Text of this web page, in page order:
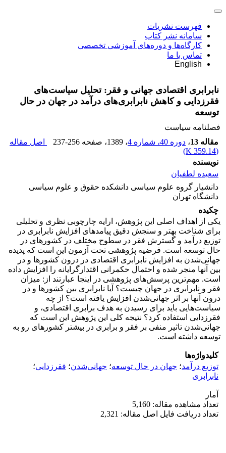
فهرست نشریات
سامانه نشر کتاب
کارگاه‌ها و دوره‌های آموزشی تخصصی
تماس با ما
English
نابرابری اقتصادی جهانی و فقر: تحلیل سیاست‌های
فقرزدایی و کاهش نابرابری‌های درآمد در جهان در حال
توسعه
فصلنامه سیاست
مقاله 13
، دوره 40، شماره 4 ، 1389 ، صفحه 237-256
اصل مقاله
(
359.14 K
)
نویسنده
سعیده لطفیان
دانشیار گروه علوم سیاسی دانشکده حقوق و علوم سیاسی
دانشگاه تهران
چکیده
یکی از اهداف اصلی این پژوهش، ارایه چارچوبی نظری و تحلیلی
برای شناخت بهتر و سنجش دقیق پیامدهای افزایش نابرابری در
توزیع درآمد و گسترش فقر در سطوح مختلف در کشورهای در
حال توسعه است. فرضیه پژوهشی تحت آزمون این است که پدیده
جهانی‌شدن به افزایش نابرابری اقتصادی در درون کشورها و در
بین آنها منجر شده و احتمال حکمرانی اقتدارگرایانه را افزایش داده
است. مهم‌ترین پرسش‌های پژوهشی در اینجا عبارتند از: میزان
فقر و نابرابری در جهان چیست؟ آیا نابرابری بین کشورها و در
درون آنها بر اثر جهانی‌شدن افزایش یافته است؟ از چه
سیاست‌هایی باید برای رسیدن به هدف برابری اقتصادی، و
فقرزدایی استفاده کرد؟ نتیجه کلی این پژوهش این است که
جهانی‌شدن تاثیر منفی بر فقر و برابری در بیشتر کشورهای رو به
توسعه داشته است.
کلیدواژه‌ها
توزیع درآمد؛ جهان در حال توسعه؛ جهانی‌شدن؛ فقرزدایی؛
نابرابری
آمار
تعداد مشاهده مقاله: 5,160
تعداد دریافت فایل اصل مقاله: 2,321